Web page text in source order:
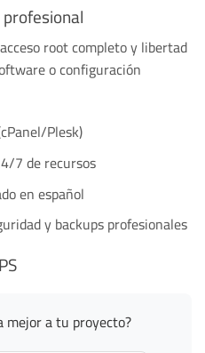
root completo y libertad
o configuración
Plesk)
7 de recursos
en español
y backups profesionales
mejor a tu proyecto?